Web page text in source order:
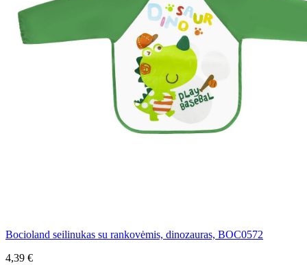
Bocioland seilinukas su rankovėmis, dinozauras, BOC0572
4,39 €